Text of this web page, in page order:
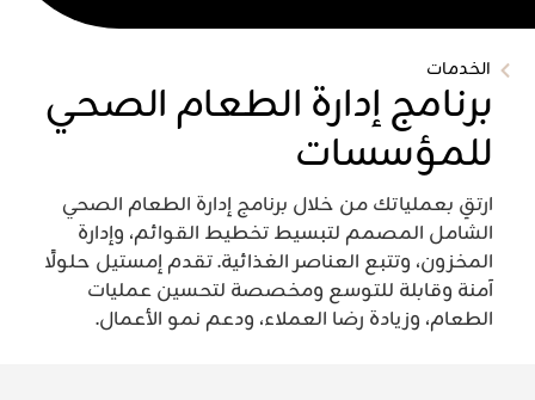
الخدمات
برنامج إدارة الطعام الصحي
للمؤسسات
ارتقِ بعملياتك من خلال برنامج إدارة الطعام الصحي
الشامل المصمم لتبسيط تخطيط القوائم، وإدارة
المخزون، وتتبع العناصر الغذائية. تقدم إمستيل حلولًا
آمنة وقابلة للتوسع ومخصصة لتحسين عمليات
الطعام، وزيادة رضا العملاء، ودعم نمو الأعمال.